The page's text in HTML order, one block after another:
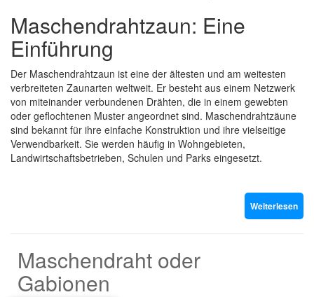
Maschendrahtzaun: Eine
Einführung
Der Maschendrahtzaun ist eine der ältesten und am weitesten
verbreiteten Zaunarten weltweit. Er besteht aus einem Netzwerk
von miteinander verbundenen Drähten, die in einem gewebten
oder geflochtenen Muster angeordnet sind. Maschendrahtzäune
sind bekannt für ihre einfache Konstruktion und ihre vielseitige
Verwendbarkeit. Sie werden häufig in Wohngebieten,
Landwirtschaftsbetrieben, Schulen und Parks eingesetzt.
Weiterlesen
Maschendraht oder
Gabionen